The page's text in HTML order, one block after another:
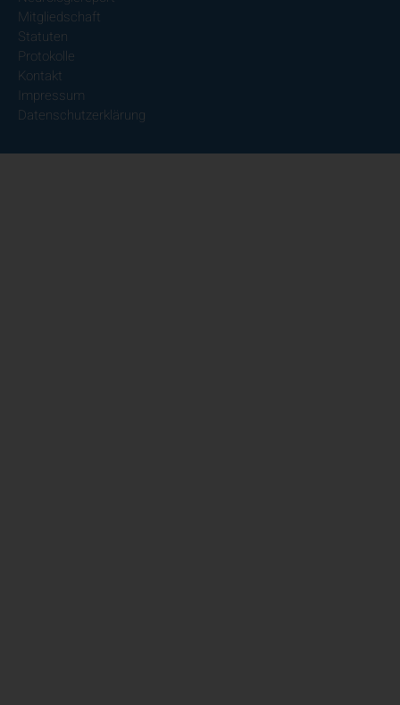
Mitgliedschaft
Statuten
Protokolle
Kontakt
Impressum
Datenschutzerklärung